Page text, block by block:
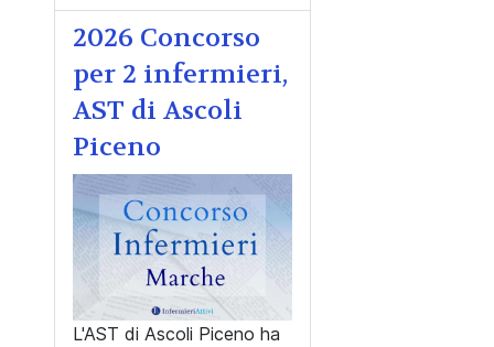
2026 Concorso
per 2 infermieri,
AST di Ascoli
Piceno
L'AST di Ascoli Piceno ha